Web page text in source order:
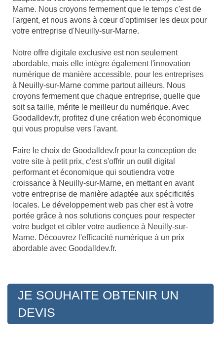
Marne. Nous croyons fermement que le temps c'est de
l'argent, et nous avons à cœur d'optimiser les deux pour
votre entreprise d'Neuilly-sur-Marne.
Notre offre digitale exclusive est non seulement
abordable, mais elle intègre également l'innovation
numérique de manière accessible, pour les entreprises
à Neuilly-sur-Marne comme partout ailleurs. Nous
croyons fermement que chaque entreprise, quelle que
soit sa taille, mérite le meilleur du numérique. Avec
Goodalldev.fr, profitez d'une création web économique
qui vous propulse vers l'avant.
Faire le choix de Goodalldev.fr pour la conception de
votre site à petit prix, c'est s'offrir un outil digital
performant et économique qui soutiendra votre
croissance à Neuilly-sur-Marne, en mettant en avant
votre entreprise de manière adaptée aux spécificités
locales. Le développement web pas cher est à votre
portée grâce à nos solutions conçues pour respecter
votre budget et cibler votre audience à Neuilly-sur-
Marne. Découvrez l'efficacité numérique à un prix
abordable avec Goodalldev.fr.
JE SOUHAITE OBTENIR UN
DEVIS